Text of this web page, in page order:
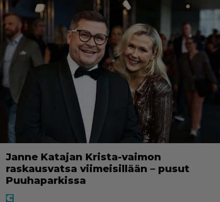
Janne Katajan Krista-vaimon
raskausvatsa viimeisillään – pusut
Puuhaparkissa